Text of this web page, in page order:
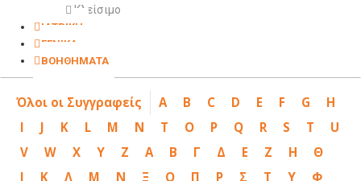
Κλείσιμο
ΙΑΤΡΙΚΗ
ΓΕΝΙΚΑ
ΒΟΗΘΗΜΑΤΑ
Όλοι οι Συγγραφείς A B C D E F G
H
I
J K L M N T O P Q R S T
U
V
W X Y Z Α Β Γ Δ Ε Ζ Η
Θ
Ι
Κ Λ Μ Ν Ξ Ο Π Ρ Σ Τ Υ
Φ